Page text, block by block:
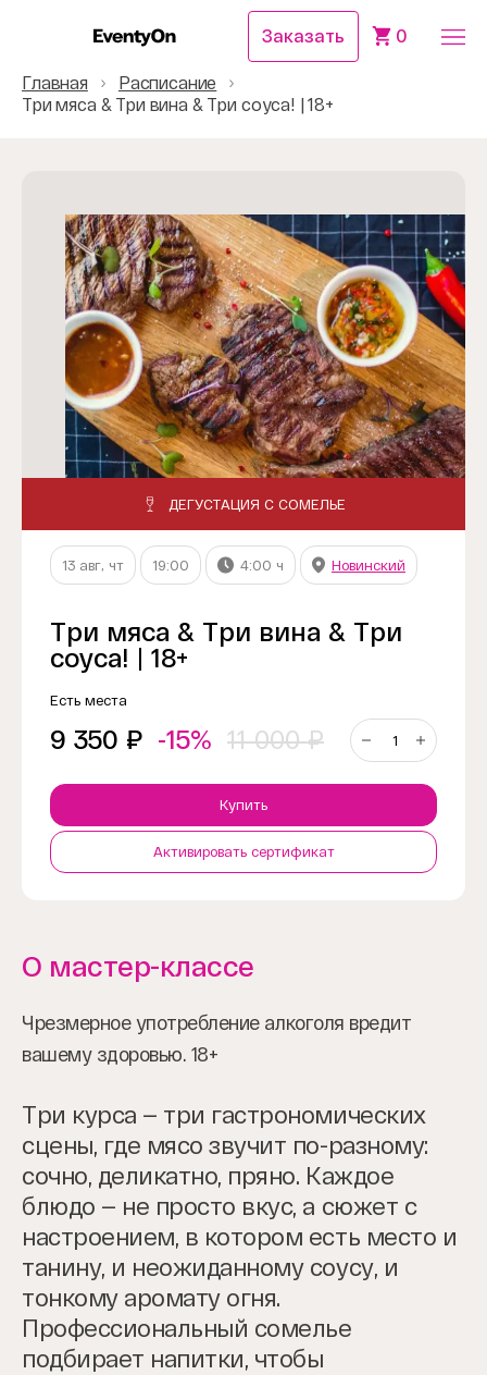
Заказать 0
Главная
Расписание
Три мяса & Три вина & Три соуса! | 18+
13 авг, чт 19:00 4:00 ч Новинский
Три мяса & Три вина & Три
соуса! | 18+
Есть места
9 350 ₽ -15% 11 000 ₽
Купить
Активировать сертификат
ДЕГУСТАЦИЯ С СОМЕЛЬЕ
О мастер-классе
Чрезмерное употребление алкоголя вредит
вашему здоровью. 18+
Три курса — три гастрономических
сцены, где мясо звучит по-разному:
сочно, деликатно, пряно. Каждое
блюдо — не просто вкус, а сюжет с
настроением, в котором есть место и
танину, и неожиданному соусу, и
тонкому аромату огня.
Профессиональный сомелье
подбирает напитки, чтобы